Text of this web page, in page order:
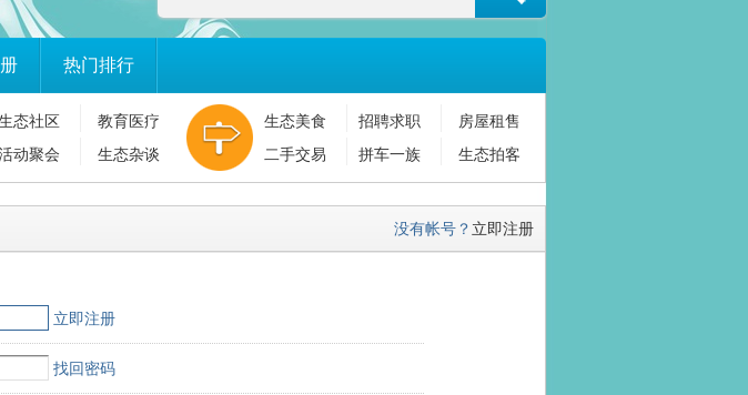
热门排行
搜索
态社区
教育医疗
动聚会 生态杂谈
生态美食 招聘求职
房屋租售
二手交易
拼车一族 生态拍客
没有帐号？ 立即注册
立即注册
找回密码